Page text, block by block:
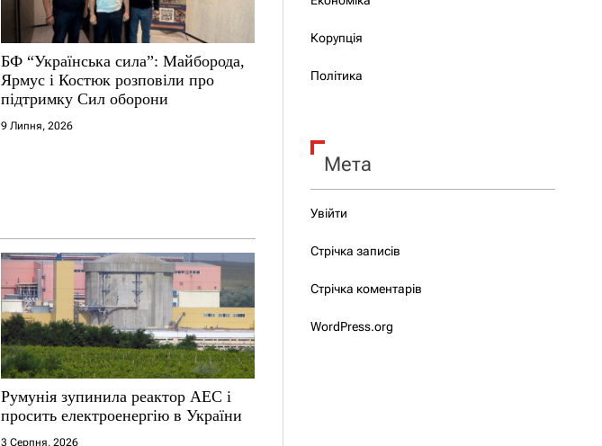
БФ “Українська сила”: Майборода,
Ярмус і Костюк розповіли про
підтримку Сил оборони
9 Липня, 2026
Румунія зупинила реактор АЕС і
просить електроенергію в України
3 Серпня, 2026
Корупція
Політика
Мета
Увійти
Стрічка записів
Стрічка коментарів
WordPress.org